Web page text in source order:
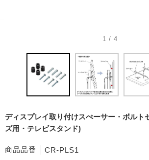
1 / 4
ディスプレイ取り付けスぺーサー・ボルト
ズ用・テレビスタンド)
商品品番
CR-PLS1